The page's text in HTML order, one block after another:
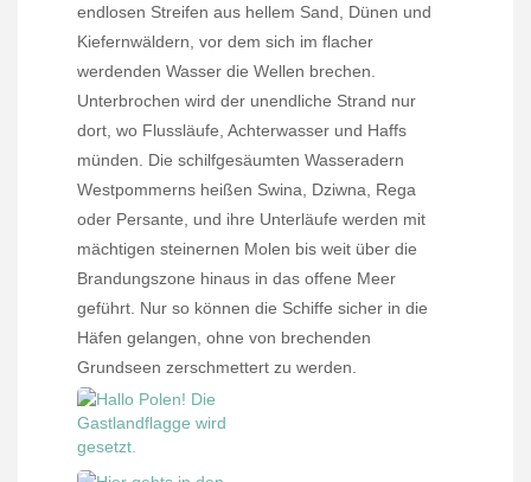
endlosen Streifen aus hellem Sand, Dünen und
Kiefernwäldern, vor dem sich im flacher
werdenden Wasser die Wellen brechen.
Unterbrochen wird der unendliche Strand nur
dort, wo Flussläufe, Achterwasser und Haffs
münden. Die schilfgesäumten Wasseradern
Westpommerns heißen Swina, Dziwna, Rega
oder Persante, und ihre Unterläufe werden mit
mächtigen steinernen Molen bis weit über die
Brandungszone hinaus in das offene Meer
geführt. Nur so können die Schiffe sicher in die
Häfen gelangen, ohne von brechenden
Grundseen zerschmettert zu werden.